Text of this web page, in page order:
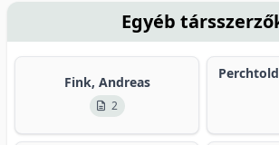
Egyéb
Fink, Andreas
2